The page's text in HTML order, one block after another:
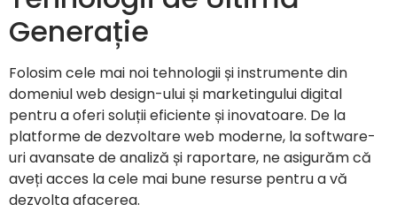
Generație
Folosim cele mai noi tehnologii și instrumente din
domeniul web design-ului și marketingului digital
pentru a oferi soluții eficiente și inovatoare. De la
platforme de dezvoltare web moderne, la software-
uri avansate de analiză și raportare, ne asigurăm că
aveți acces la cele mai bune resurse pentru a vă
dezvolta afacerea.